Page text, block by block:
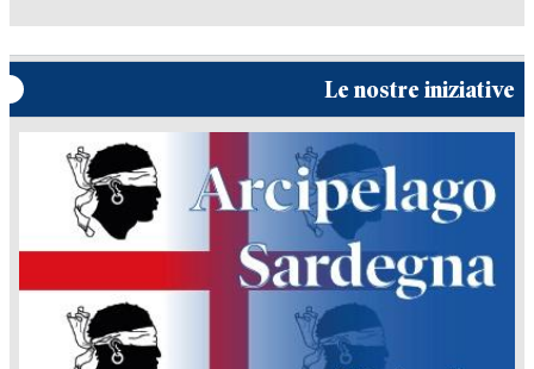
Le nostre iniziative